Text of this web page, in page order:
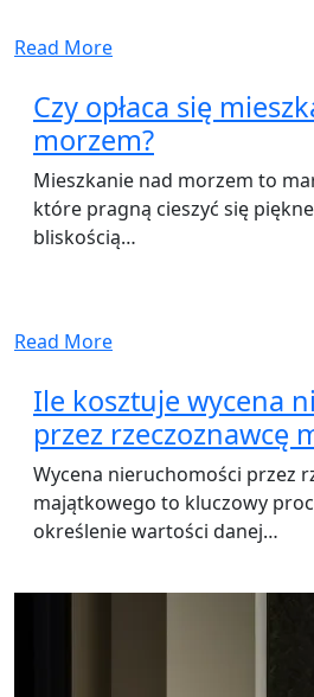
Read More
Czy opłaca się
morzem?
Mieszkanie nad morzem to
które pragną cieszyć się
bliskością…
Read More
Ile kosztuje wycena
przez rzeczoznawcę
Wycena nieruchomości przez
majątkowego to kluczowy
określenie wartości danej…